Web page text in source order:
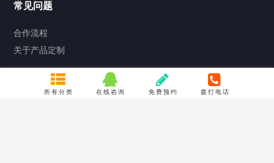
常见问题
合作流程
关于产品定制
关注我们
所有分类 在线咨询 免费预约 拨打电话